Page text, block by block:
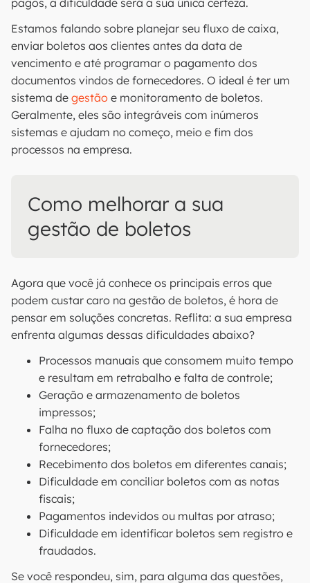
pagos, a dificuldade será a sua única certeza.
Estamos falando sobre planejar seu fluxo de caixa,
enviar boletos aos clientes antes da data de
vencimento e até programar o pagamento dos
documentos vindos de fornecedores. O ideal é ter um
sistema de gestão e monitoramento de boletos.
Geralmente, eles são integráveis com inúmeros
sistemas e ajudam no começo, meio e fim dos
processos na empresa.
Como melhorar a sua
gestão de boletos
Agora que você já conhece os principais erros que
podem custar caro na gestão de boletos, é hora de
pensar em soluções concretas. Reflita: a sua empresa
enfrenta algumas dessas dificuldades abaixo?
Processos manuais que consomem muito tempo
e resultam em retrabalho e falta de controle;
Geração e armazenamento de boletos
impressos;
Falha no fluxo de captação dos boletos com
fornecedores;
Recebimento dos boletos em diferentes canais;
Dificuldade em conciliar boletos com as notas
fiscais;
Pagamentos indevidos ou multas por atraso;
Dificuldade em identificar boletos sem registro e
fraudados.
Se você respondeu, sim, para alguma das questões,